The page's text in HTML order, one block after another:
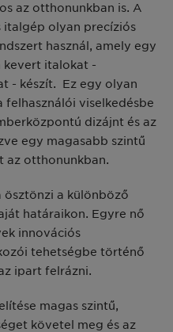
az otthonunkban is. A
italgép olyan precíziós
használ, amely egy
kevert italokat -
- készít. Ez egy olyan
felhasználói viselkedésbe
dizájnt és az
egy magasabb szintű
az otthonunkban.
ösztönzi a különböző
határaikon. Egyre nő
innovációs
tehetségbe történő
ipart felrázni.
magas szintű,
követel meg és az